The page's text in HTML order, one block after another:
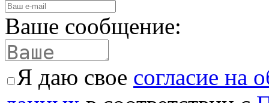
Ваше сообщение:
Я даю свое согласие на